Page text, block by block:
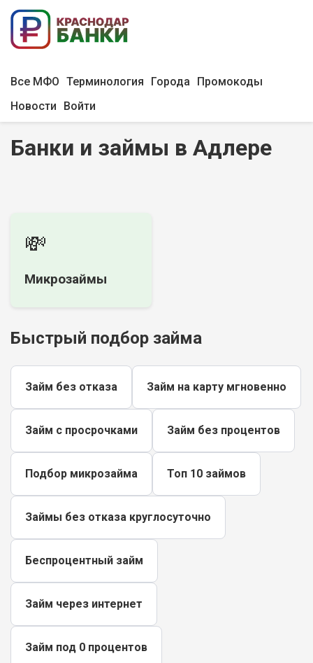
Все МФО Терминология Города
Промокоды
Новости
Войти
Банки и займы в Адлере
💸
Микрозаймы
Быстрый подбор займа
Займ без отказа Займ на карту мгновенно
Займ с просрочками Займ без процентов
Подбор микрозайма Топ 10 займов
Займы без отказа круглосуточно
Беспроцентный займ
Займ через интернет
Займ под 0 процентов